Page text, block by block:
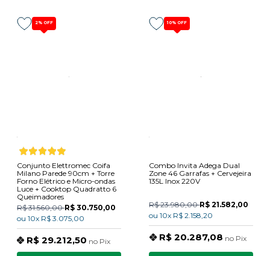
2% OFF
Conjunto Elettromec Coifa
Milano Parede 90cm + Torre
Forno Elétrico e Micro-ondas
Luce + Cooktop Quadratto 6
Queimadores
R$ 31.560,00R$ 30.750,00
ou 10x R$ 3.075,00
R$ 29.212,50 no Pix
10% OFF
Combo Invita Adega Dual
Zone 46 Garrafas + Cervejeira
135L Inox 220V
R$ 23.980,00R$ 21.582,00
ou 10x R$ 2.158,20
R$ 20.287,08 no Pix